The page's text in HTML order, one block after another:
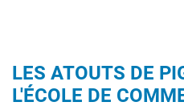
LES ATOUTS DE
L'ÉCOLE DE